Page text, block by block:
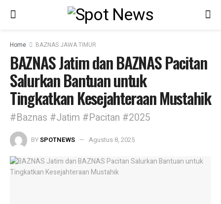
Home BAZNAS JAWA TIMUR
BAZNAS Jatim dan BAZNAS Pacitan
Salurkan Bantuan untuk
Tingkatkan Kesejahteraan Mustahik
#Baznas #Jatim #Pacitan #2025
BYSPOTNEWS Agustus 8, 2025